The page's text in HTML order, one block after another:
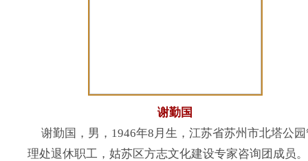
谢勤国
谢勤国，男，1946年8月生，江苏省苏州市北塔公
理处退休职工，姑苏区方志文化建设专家咨询团成员。